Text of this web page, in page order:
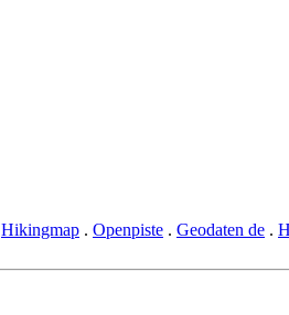
Hikingmap . Openpiste . Geodaten de .